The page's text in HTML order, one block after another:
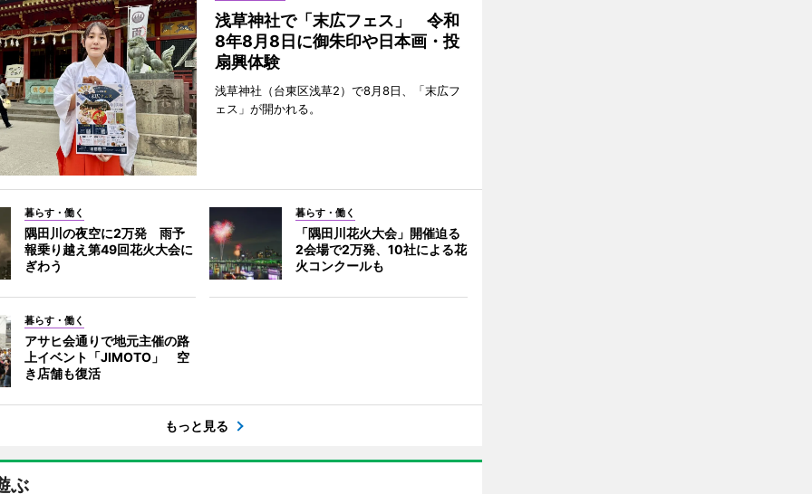
浅草神社で「末広フェス」 令和
8年8月8日に御朱印や日本画・投
扇興体験
浅草神社（台東区浅草2）で8月8日、「末広フ
ェス」が開かれる。
暮らす・働く
隅田川の夜空に2万発 雨予
報乗り越え第49回花火大会に
ぎわう
暮らす・働く
「隅田川花火大会」開催迫る
2会場で2万発、10社による花
火コンクールも
暮らす・働く
アサヒ会通りで地元主催の路
上イベント「JIMOTO」 空
き店舗も復活
もっと見る
ぶ